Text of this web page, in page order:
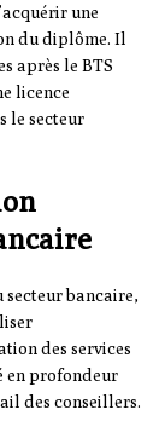
une
du diplôme. Il
après le BTS
licence
le secteur
bancaire,
des services
en profondeur
des conseillers.